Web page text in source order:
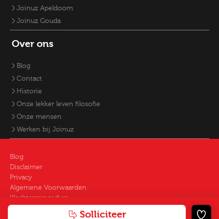
Solliciteer
Joinuz Apeldoorn
Joinuz Gouda
Over ons
Blog
Contact
Historie
Onze lekker leven filosofie
Onze mensen
Werken bij Joinuz
Blog
Disclaimer
Privacy
Algemene Voorwaarden
Klachtenprocedure
© 2026 - Joinuz